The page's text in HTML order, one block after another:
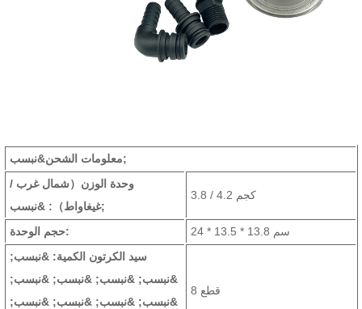
معلومات الشحن&نبسب;
وحدة الوزن （شمال غرب /
غيغاواط）: &نبسب;
3.8 / 4.2 كجم
حجم الوحدة:
24 * 13.5 * 13.8 سم
سيد الكرتون الكمية: &نبسب;
&نبسب; &نبسب; &نبسب; &نبسب;
&نبسب; &نبسب; &نبسب; &نبسب;
8 قطع